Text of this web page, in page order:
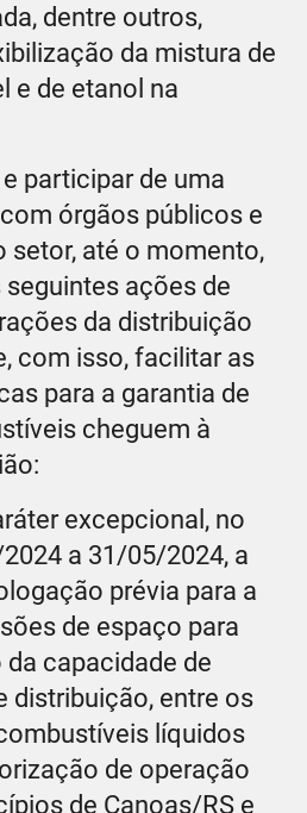
dentre outros,
da mistura de
e de etanol na
participar de uma
órgãos públicos e
setor, até o momento,
ações de
da distribuição
com isso, facilitar as
para a garantia de
cheguem à
excepcional, no
a 31/05/2024, a
prévia para a
de espaço para
capacidade de
distribuição, entre os
líquidos
de operação
de Canoas/RS e